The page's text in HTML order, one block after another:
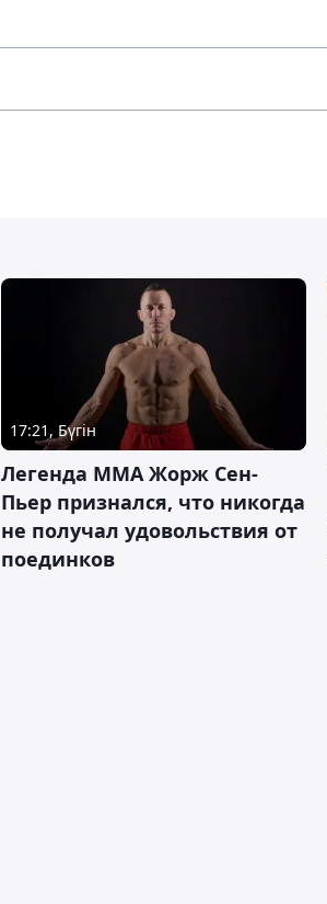
17:21, Бүгін
Легенда ММА Жорж Сен-
Пьер признался, что никогда
не получал удовольствия от
поединков